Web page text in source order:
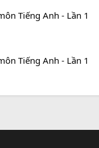
Tiếng Anh - Lần 1
Tiếng Anh - Lần 1